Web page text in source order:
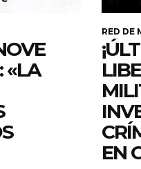
«LA
RED DE
EN